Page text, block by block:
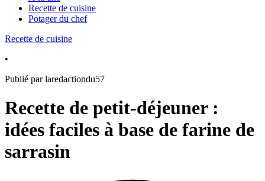
Recette de cuisine
Potager du chef
Recette de cuisine
•
Publié par laredactiondu57
Recette de petit-déjeuner :
idées faciles à base de farine de
sarrasin